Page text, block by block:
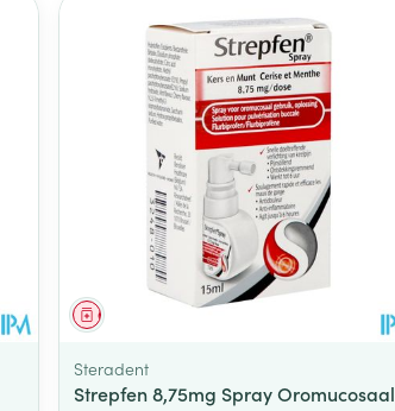
Geneesmiddel
Steradent
Strepfen 8,75mg Spray Oromucosaal